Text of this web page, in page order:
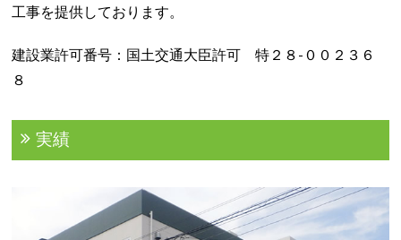
工事を提供しております。
建設業許可番号：国土交通大臣許可 特２８-００２３６
８
実績